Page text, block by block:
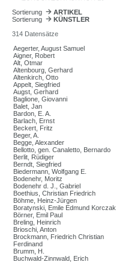
Sortierung
ARTIKEL
Sortierung
KÜNSTLER
314 Datensätze
Aegerter, August Samuel
Aigner, Robert
Alt, Otmar
Altenbourg, Gerhard
Altenkirch, Otto
Appelt, Siegfried
Augst, Gerhard
Baglione, Giovanni
Balet, Jan
Bardon, E. A.
Barlach, Ernst
Beckert, Fritz
Beger, A.
Begge, Alexander
Bellotto, gen. Canaletto, Bernardo
Berlit, Rüdiger
Berndt, Siegfried
Biedermann, Wolfgang E.
Bodenehr, Moritz
Bodenehr d. J., Gabriel
Boethius, Christian Friedrich
Böhme, Heinz-Jürgen
Boratynski, Emile Edmund Korczak
Börner, Emil Paul
Breling, Heinrich
Brioschi, Anton
Brockmann, Friedrich Christian
Ferdinand
Brumm, H.
Buchwald-Zinnwald, Erich